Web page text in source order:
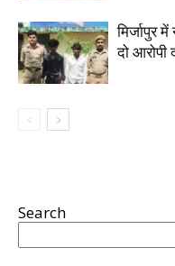
मिर्जापुर
दो आरोपी
Search